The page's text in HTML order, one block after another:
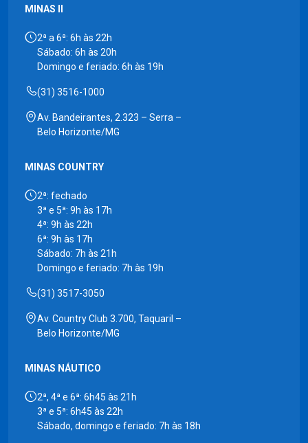
MINAS II
2ª a 6ª: 6h às 22h
Sábado: 6h às 20h
Domingo e feriado: 6h às 19h
(31) 3516-1000
Av. Bandeirantes, 2.323 – Serra –
Belo Horizonte/MG
MINAS COUNTRY
2ª: fechado
3ª e 5ª: 9h às 17h
4ª: 9h às 22h
6ª: 9h às 17h
Sábado: 7h às 21h
Domingo e feriado: 7h às 19h
(31) 3517-3050
Av. Country Club 3.700, Taquaril –
Belo Horizonte/MG
MINAS NÁUTICO
2ª, 4ª e 6ª: 6h45 às 21h
3ª e 5ª: 6h45 às 22h
Sábado, domingo e feriado: 7h às 18h